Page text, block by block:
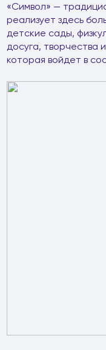
«Символ» —
реализует здесь
детские сады,
досуга, творчества
которая войдет в